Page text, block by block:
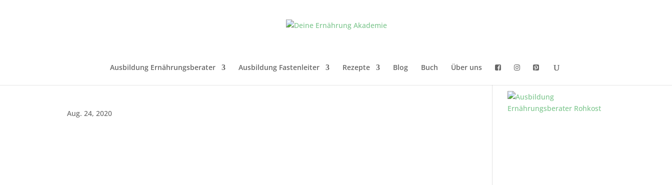
Ausbildung Ernährungsberater Ausbildung Fastenleiter Rezepte Blog Buch Über uns
Aug. 24, 2020